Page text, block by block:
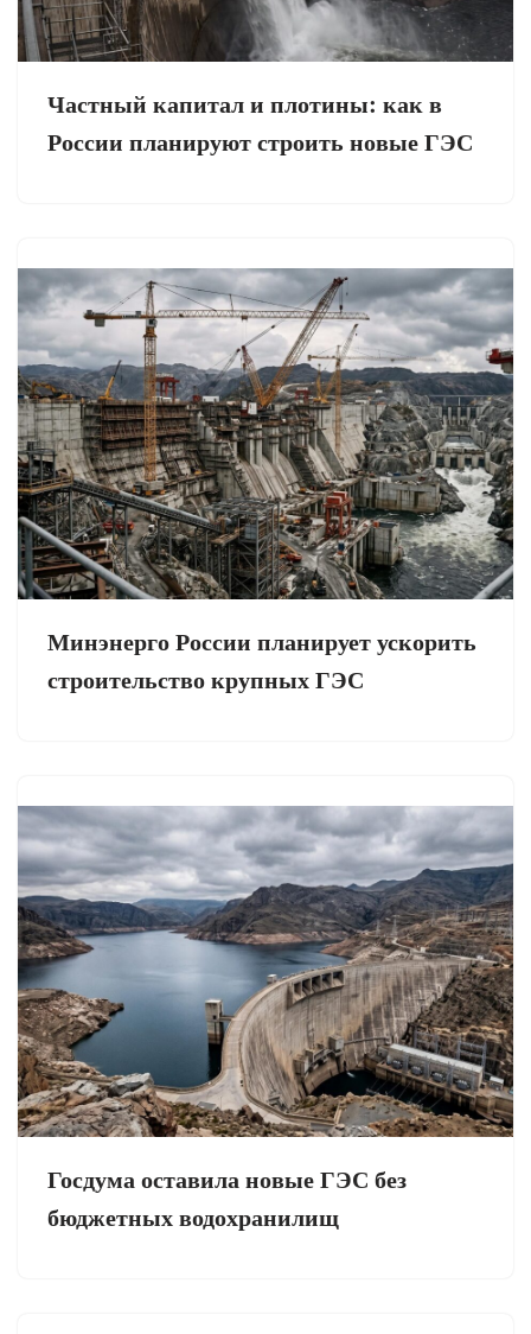
Частный капитал и плотины: как в
России планируют строить новые ГЭС
Минэнерго России планирует ускорить
строительство крупных ГЭС
Госдума оставила новые ГЭС без
бюджетных водохранилищ